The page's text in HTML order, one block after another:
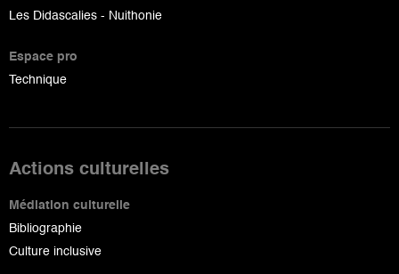
Les Didascalies - Nuithonie
Espace pro
Technique
Actions culturelles
Médiation culturelle
Bibliographie
Culture inclusive